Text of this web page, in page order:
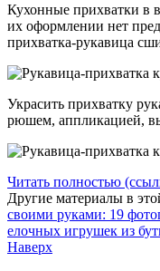
Кухонные прихватки в
их оформлении нет
прихватка-рукавица
Украсить прихватку
рюшем, аппликацией,
Читать полностью
Другие материалы в
своими руками: 19
елочных игрушек из
Наверх